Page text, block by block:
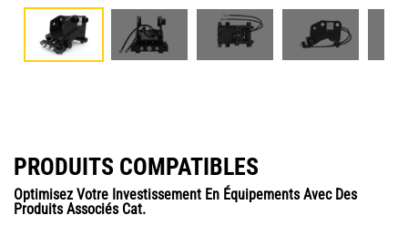
PRODUITS COMPATIBLES
Optimisez Votre Investissement En Équipements Avec Des
Produits Associés Cat.